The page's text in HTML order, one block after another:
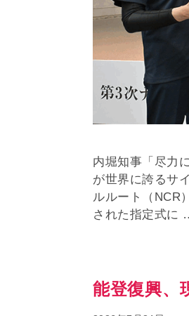
内堀知事「尽力
が世界に誇るサ
ルルート（NCR
された指定式
能登復興、